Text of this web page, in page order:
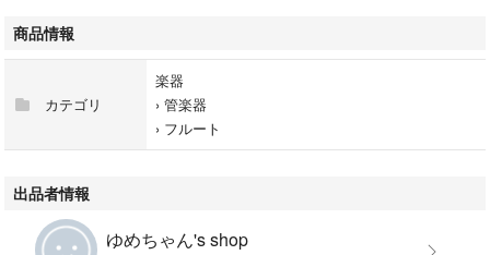
【確認事項】
※こちらは海外輸入品となります。
検品の上で使用に問題無いと判断したものを出品しておりますが、海外製
のため、作りの甘いものや微細な傷や汚れ、擦れ、ほつれ等がある場合が
あります。
商品情報
カテゴリ
楽器
› 管楽器
› フルート
出品者情報
ゆめちゃん's shop